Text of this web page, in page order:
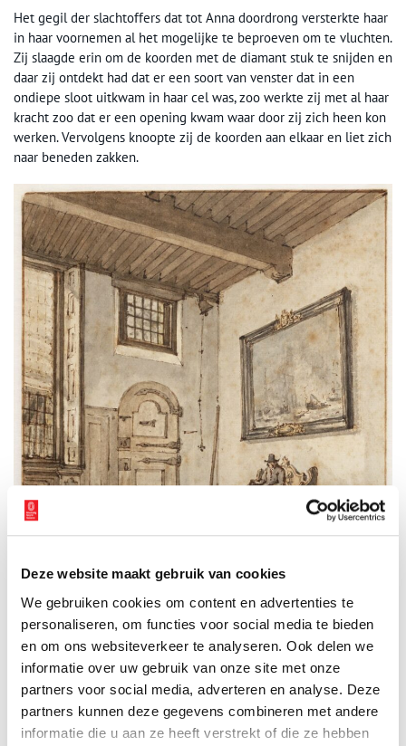
Deze website maakt gebruik van cookies
We gebruiken cookies om content en advertenties te
personaliseren, om functies voor social media te bieden
en om ons websiteverkeer te analyseren. Ook delen we
informatie over uw gebruik van onze site met onze
partners voor social media, adverteren en analyse. Deze
partners kunnen deze gegevens combineren met andere
informatie die u aan ze heeft verstrekt of die ze hebben
Het gegil der slachtoffers dat tot Anna doordrong versterkte haar
in haar voornemen al het mogelijke te beproeven om te vluchten.
Zij slaagde erin om de koorden met de diamant stuk te snijden en
daar zij ontdekt had dat er een soort van venster dat in een
ondiepe sloot uitkwam in haar cel was, zoo werkte zij met al haar
kracht zoo dat er een opening kwam waar door zij zich heen kon
werken. Vervolgens knoopte zij de koorden aan elkaar en liet zich
naar beneden zakken.
Het voorhuis in het Huis met de Hoofden, 1817. Collectie Atlas Splitgerber,
Eenmaal in vrijheid liep zij door tot dat zij aan een boerderij
kwam. Dit was juist een boer die wel eens hooi enz. aan haar heer
leverde en nu smeekte zij hem haar te verbergen en zoo spoedig
mogelijk naar A[msterdam] te brengen. De boer die juist een
kolos[s]alen hooiwagen had klaargemaakt en den volgende[n]
dag naar A[msterdam] er mee ging, besloot Anna hierin te
verbergen. Zij verzocht hem haar vlak vooraan een plaats te